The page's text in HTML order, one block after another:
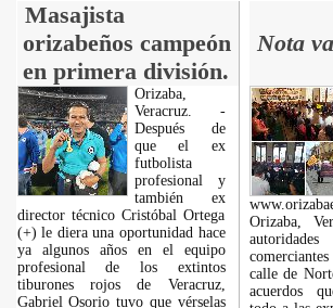
Masajista
orizabeños campeón
en primera división.
Nota
Orizaba,
Veracruz. -
Después de
que el ex
futbolista
profesional y
también ex
director técnico Cristóbal Ortega
(+) le diera una oportunidad hace
ya algunos años en el equipo
profesional de los extintos
tiburones rojos de Veracruz,
Gabriel Osorio tuvo que vérselas
Orizaba,
calle de
acuerdos